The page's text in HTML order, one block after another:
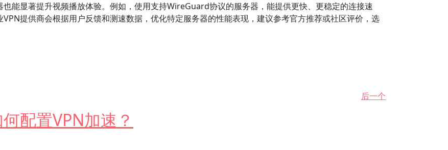
能显著提升视频播放体验。例如，使用支持WireGuard协议的服务器，能提供更快、更稳定的连接速
提供商会根据用户反馈和测速数据，优化特定服务器的性能表现，建议参考官方推荐或社区评价，选
后一个
配置VPN加速？